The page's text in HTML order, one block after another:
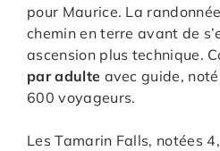
pour Maurice. La
chemin en terre avant de
ascension plus technique.
par adulte avec guide,
600 voyageurs.
Les Tamarin Falls, notées